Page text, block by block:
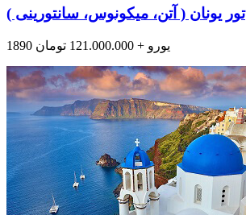
تور یونان ( آتن، میکونوس، سانتورینی )
1890 یورو + 121.000.000 تومان